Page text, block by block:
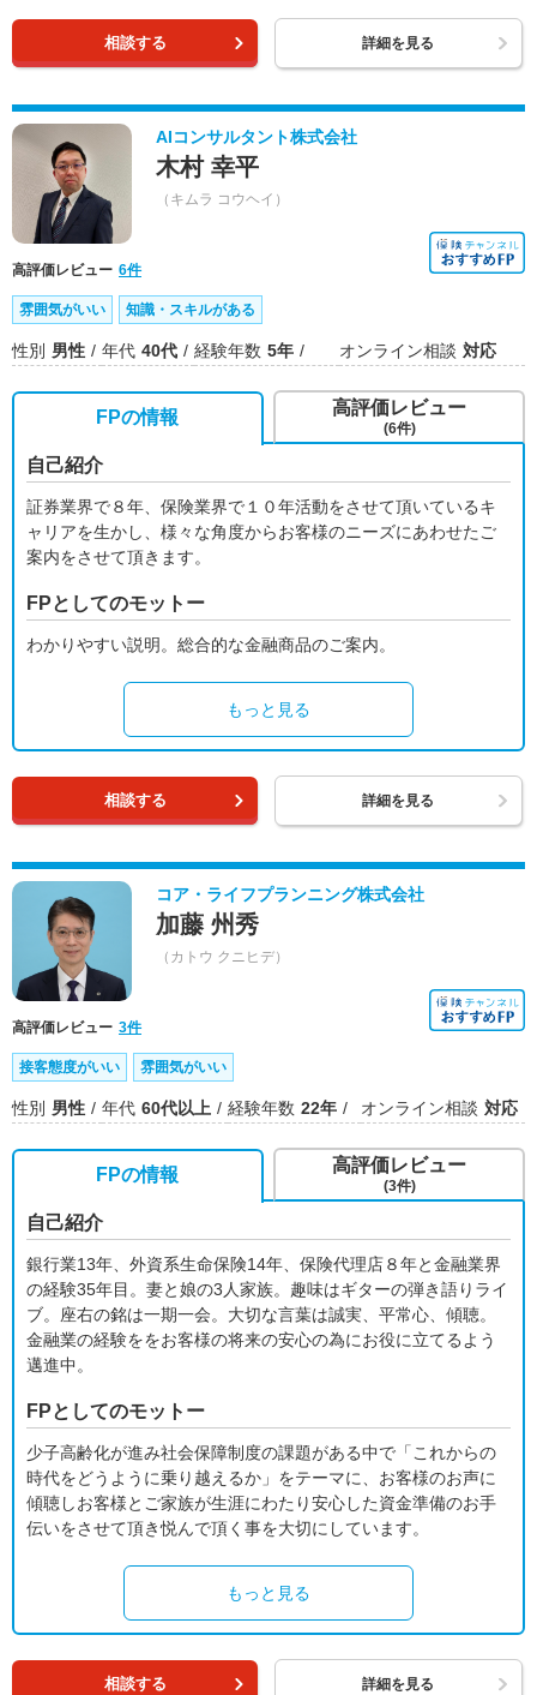
相談する 詳細を見る
AIコンサルタント株式会社
木村 幸平
（キムラ コウヘイ）
高評価レビュー 6件
雰囲気がいい 知識・スキルがある
性別 男性 年代 40代 経験年数 5年 オンライン相談 対応
FPの情報
自己紹介
証券業界で８年、保険業界で１０年活動をさせて頂いているキ
ャリアを生かし、様々な角度からお客様のニーズにあわせたご
案内をさせて頂きます。
FPとしてのモットー
わかりやすい説明。総合的な金融商品のご案内。
もっと見る
高評価レビュー
(6件)
相談する 詳細を見る
コア・ライフプランニング株式会社
加藤 州秀
（カトウ クニヒデ）
高評価レビュー 3件
接客態度がいい 雰囲気がいい
性別 男性 年代 60代以上 経験年数 22年 オンライン相談 対応
FPの情報
自己紹介
銀行業13年、外資系生命保険14年、保険代理店８年と金融業界
の経験35年目。妻と娘の3人家族。趣味はギターの弾き語りライ
ブ。座右の銘は一期一会。大切な言葉は誠実、平常心、傾聴。
金融業の経験ををお客様の将来の安心の為にお役に立てるよう
邁進中。
FPとしてのモットー
少子高齢化が進み社会保障制度の課題がある中で「これからの
時代をどうように乗り越えるか」をテーマに、お客様のお声に
傾聴しお客様とご家族が生涯にわたり安心した資金準備のお手
伝いをさせて頂き悦んで頂く事を大切にしています。
もっと見る
高評価レビュー
(3件)
相談する 詳細を見る